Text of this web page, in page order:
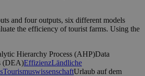
and four outputs, six different models
the efficiency of tourist farms. Using the
Hierarchy Process (AHP)Data
(DEA)EffizienzLändliche
TourismuswissenschaftUrlaub auf dem